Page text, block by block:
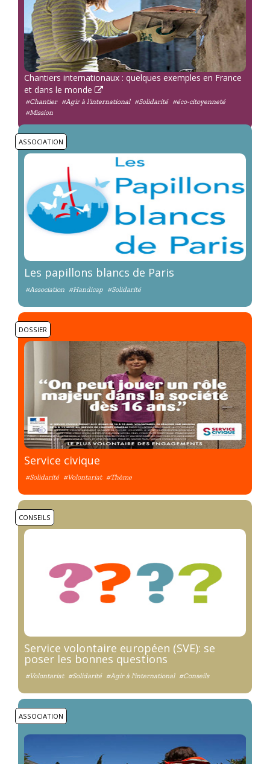
Chantiers internationaux : quelques exemples en France
et dans le monde
#Chantier #Agir à l'international #Solidarité #éco-citoyenneté
#Mission
ASSOCIATION
Les papillons blancs de Paris
#Association #Handicap #Solidarité
DOSSIER
Service civique
#Solidarité #Volontariat #Thème
CONSEILS
Service volontaire européen (SVE): se
poser les bonnes questions
#Volontariat #Solidarité #Agir à l'international #Conseils
ASSOCIATION